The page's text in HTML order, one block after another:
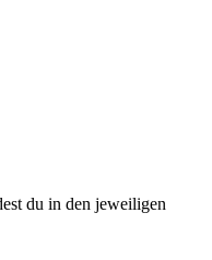
du in den jeweiligen